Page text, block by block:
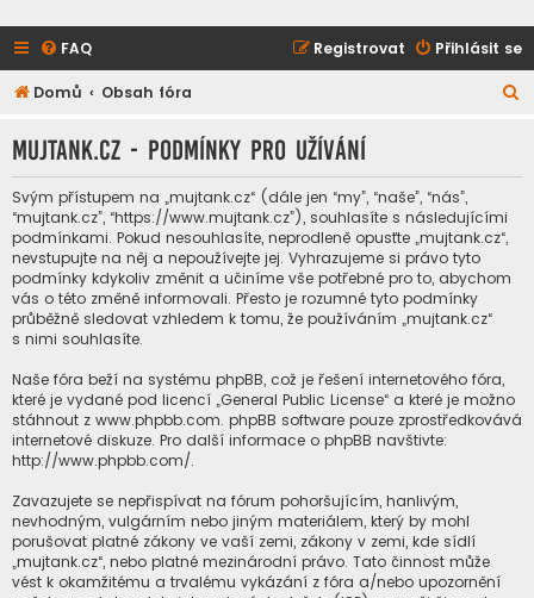
FAQ Přihlásit se
Registrovat
Domů Obsah fóra
d
mujtank.cz - Podmínky pro užívání
Svým přístupem na „mujtank.cz“ (dále jen “my”, “naše”, “nás”,
“mujtank.cz”, “https://www.mujtank.cz”), souhlasíte s následujícími
podmínkami. Pokud nesouhlasíte, neprodleně opusťte „mujtank.cz“,
nevstupujte na něj a nepoužívejte jej. Vyhrazujeme si právo tyto
podmínky kdykoliv změnit a učiníme vše potřebné pro to, abychom
vás o této změně informovali. Přesto je rozumné tyto podmínky
průběžně sledovat vzhledem k tomu, že používáním „mujtank.cz“
s nimi souhlasíte.
Naše fóra beží na systému phpBB, což je řešení internetového fóra,
které je vydané pod licencí „General Public License“ a které je možno
stáhnout z www.phpbb.com. phpBB software pouze zprostředkovává
internetové diskuze. Pro další informace o phpBB navštivte:
http://www.phpbb.com/.
Zavazujete se nepřispívat na fórum pohoršujícím, hanlivým,
nevhodným, vulgárním nebo jiným materiálem, který by mohl
porušovat platné zákony ve vaší zemi, zákony v zemi, kde sídlí
„mujtank.cz“, nebo platné mezinárodní právo. Tato činnost může
vést k okamžitému a trvalému vykázání z fóra a/nebo upozornění